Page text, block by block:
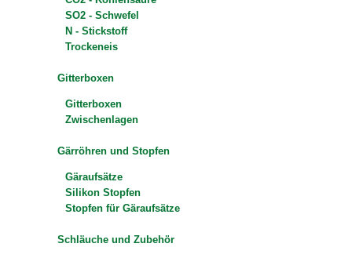
SO2 - Schwefel
N - Stickstoff
Trockeneis
Gitterboxen
Gitterboxen
Zwischenlagen
Gärröhren und Stopfen
Gäraufsätze
Silikon Stopfen
Stopfen für Gäraufsätze
Schläuche und Zubehör